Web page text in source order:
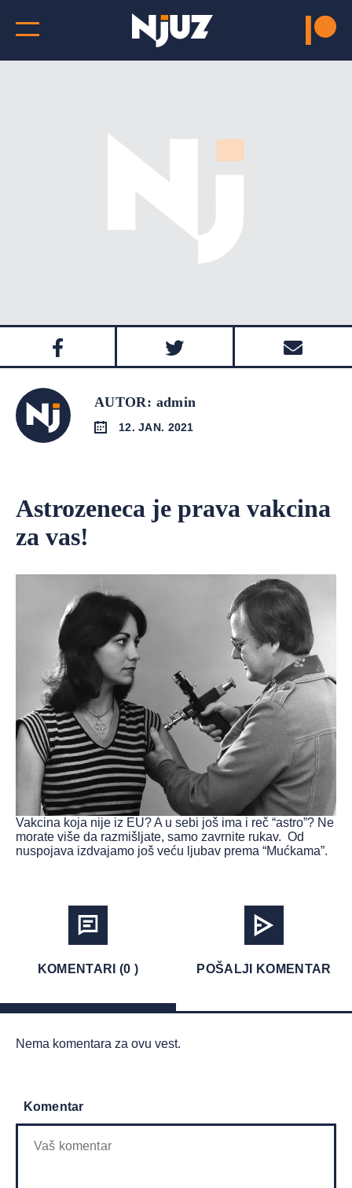
AUTOR: admin
12. JAN. 2021
Astrozeneca je prava vakcina
za vas!
Vakcina koja nije iz EU? A u sebi još ima i reč “astro”? Ne
morate više da razmišljate, samo zavrnite rukav. Od
nuspojava izdvajamo još veću ljubav prema “Mućkama”.
KOMENTARI (0 ) POŠALJI KOMENTAR
Nema komentara za ovu vest.
Komentar